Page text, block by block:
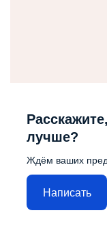
лучше?
Ждём ваших
Написать